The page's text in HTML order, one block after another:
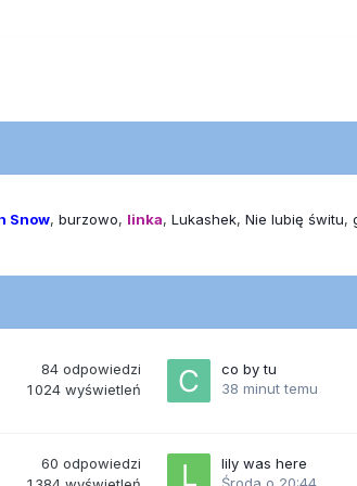
Snow burzowo linka Lukashek Nie lubię świtu
84 odpowiedzi
1 024 wyświetleń
co by tu
38 minut temu
60 odpowiedzi
lily was here
Środa o 20:44